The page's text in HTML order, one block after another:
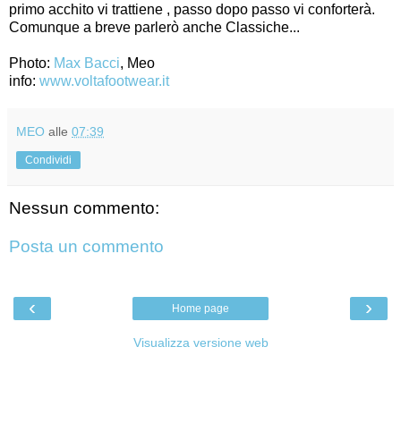
primo acchito vi trattiene , passo dopo passo vi conforterà.
Comunque a breve parlerò anche Classiche...
Photo: Max Bacci, Meo
info: www.voltafootwear.it
MEO alle 07:39
Condividi
Nessun commento:
Posta un commento
‹ ›
Home page
Visualizza versione web